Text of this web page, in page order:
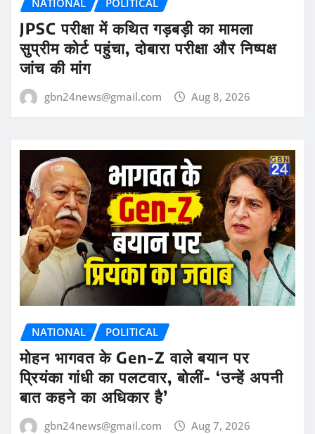
JPSC परीक्षा में कथित गड़बड़ी का मामला
सुप्रीम कोर्ट पहुंचा, दोबारा परीक्षा और निष्पक्ष
जांच की मांग
gbn24news@gmail.com Aug 8, 2026
NATIONAL POLITICAL
मोहन भागवत के Gen-Z वाले बयान पर
प्रियंका गांधी का पलटवार, बोलीं- ‘उन्हें अपनी
बात कहने का अधिकार है’
gbn24news@gmail.com Aug 7, 2026